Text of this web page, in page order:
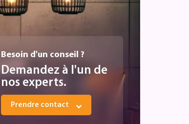
Besoin d'un conseil ?
Demandez à l'un de
nos experts.
Prendre contact